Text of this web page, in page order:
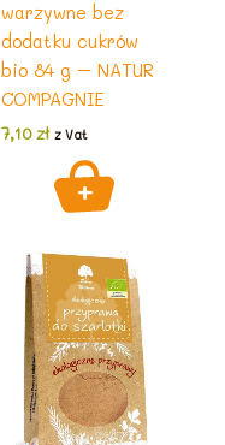
warzywne bez
dodatku cukrów
bio 84 g – NATUR
COMPAGNIE
7,10zł z Vat